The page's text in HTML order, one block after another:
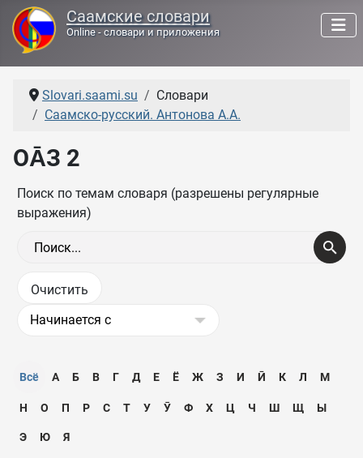
Саамские словари
Online - словари и приложения
Slovari.saami.su
Словари
Саамско-русский. Антонова А.А.
ОА̄З 2
Поиск по темам словаря (разрешены регулярные
выражения)
Всё А Б В Г Д Е Ё Ж З И Ӣ К Л М
Н О П Р С Т У Ӯ Ф Х Ц Ч Ш Щ Ы
Э Ю Я